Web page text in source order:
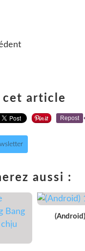
cet article
Repost
aussi :